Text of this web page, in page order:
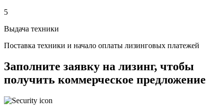
5
Выдача техники
Поставка техники и начало оплаты лизинговых платежей
Заполните заявку на лизинг, чтобы
получить коммерческое предложение